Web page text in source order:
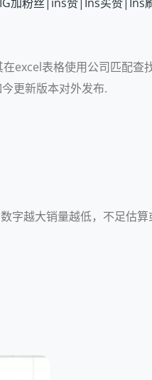
excel表格使用公司匹配查
更新版本对外发布.
字越大销量越低，不足估算